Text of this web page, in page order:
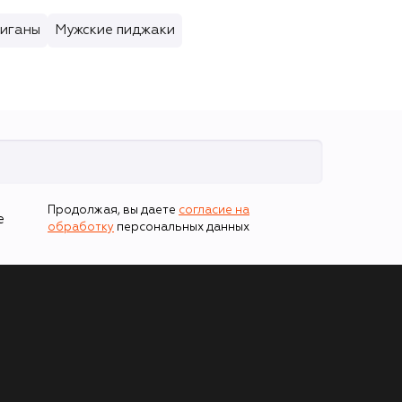
Мужские пиджаки
Продолжая, вы даете согласие на
обработку персональных данных